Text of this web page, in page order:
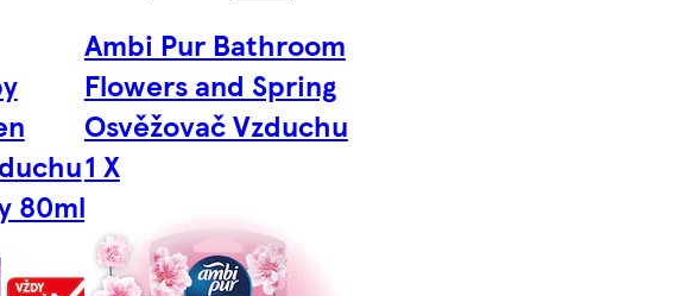
80ml
Ambi Pur Bathroom
Flowers and Spring
Osvěžovač Vzduchu
1 X